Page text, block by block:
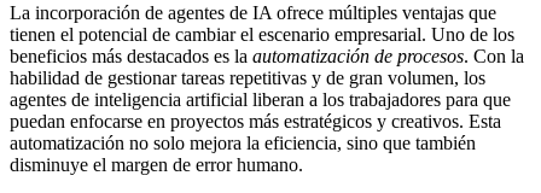
La incorporación de agentes de IA ofrece múltiples ventajas que
tienen el potencial de cambiar el escenario empresarial. Uno de los
beneficios más destacados es la automatización de procesos. Con la
habilidad de gestionar tareas repetitivas y de gran volumen, los
agentes de inteligencia artificial liberan a los trabajadores para que
puedan enfocarse en proyectos más estratégicos y creativos. Esta
automatización no solo mejora la eficiencia, sino que también
disminuye el margen de error humano.